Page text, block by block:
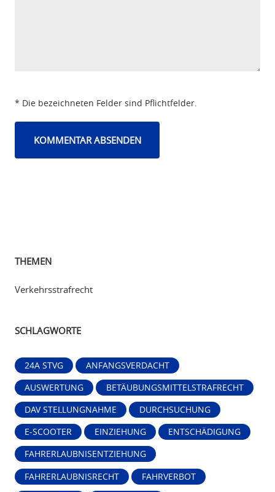
* Die bezeichneten Felder sind Pflichtfelder.
THEMEN
Verkehrsstrafrecht
SCHLAGWORTE
24A STVG ANFANGSVERDACHT
AUSWERTUNG BETÄUBUNGSMITTELSTRAFRECHT
DAV STELLUNGNAHME DURCHSUCHUNG
E-SCOOTER EINZIEHUNG ENTSCHÄDIGUNG
FAHRERLAUBNISENTZIEHUNG
FAHRERLAUBNISRECHT FAHRVERBOT